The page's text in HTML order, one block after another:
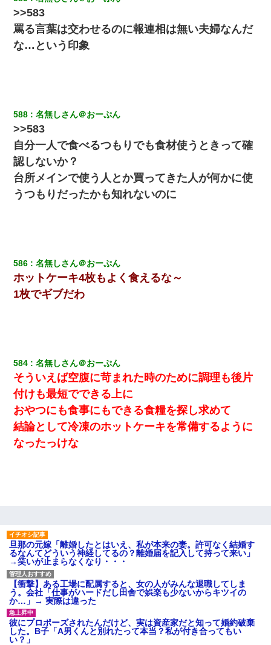
【GJ!】会社から帰宅中、広い駐車場にエンジンかけっ放しの車を
発見。しかも「ヒィ～」みたいな声も聞こえてきたので気になっ
て近寄ったら女の子がおっさんの下敷きになってた
元夫の連れ子「俺の結婚式の時くらい、母親としての責任を果た
そうとは思わないのか！」→どうも連れ子は…
私は家が貧しくて、手に職をつけようと看護師になった。だけど
卒業を控えた年の1月末、車にひかれて看護師になれなくなった。
断りした。後日Aの企みを知ってゾッとするやら腹立つやら！
私「まとめ買いして冷凍ストックしてる」Ａ「ずるい！クレク
レ！」私「なんでよ」Ａ「ケーチ！バーカ！」→ 後日、Ａ旦那が
嘘をついてフリン旅行へ出かけた嫁→翌日、嫁「ただいま～」旦
那「娘がシんだよ。何度も連絡したのに…」嫁「えっ」→なん
と・・・
【ワロタ】姉から「肉食系14才、乳丸出し、毛はうっすら生えか
け」というタイトルで画像が送られてきた
【不幸な結婚式】新郎親族「ブスのくせにドレスなんか着ちゃっ
てさ～ほんと恥ずかしいわよね～（大声」新郎両親「！！！（土
下座」→ 結果・・・
【衝撃】ヤンキー女に「サせて」って言った結果
日曜日、会社の窓を見ると同僚の姿。俺（あれ？ディズニーシー
じゃ？）→俺電話「今何してんの？」同僚「シーで並んでるこ
と！」俺「会社にいない？」→次の瞬間、すごい鳥肌が立った
>>583
罵る言葉は交わせるのに報連相は無い夫婦なんだ
な…という印象
588 名無しさん＠おーぷん
>>583
自分一人で食べるつもりでも食材使うときって確
認しないか？
台所メインで使う人とか買ってきた人が何かに使
うつもりだったかも知れないのに
586 名無しさん＠おーぷん
ホットケーキ4枚もよく食えるな～
1枚でギブだわ
584 名無しさん＠おーぷん
そういえば空腹に苛まれた時のために調理も後片
付けも最短でできる上に
おやつにも食事にもできる食糧を探し求めて
結論として冷凍のホットケーキを常備するように
なったっけな
旦那の元嫁「離婚したとはいえ、私が本来の妻。許可なく結婚す
るなんてどういう神経してるの？離婚届を記入して持って来い」
→笑いが止まらなくなり・・・
【衝撃】ある工場に配属すると、女の人がみんな退職してしま
う。会社「仕事がハードだし田舎で娯楽も少ないからキツイの
か…」→ 実際は違った
彼にプロポーズされたんだけど、実は資産家だと知って婚約破棄
した。B子「A男くんと別れたって本当？私が付き合ってもい
い？」